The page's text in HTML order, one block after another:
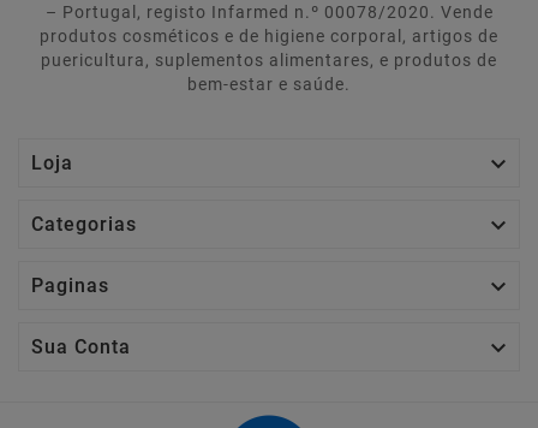
– Portugal, registo Infarmed n.º 00078/2020. Vende
produtos cosméticos e de higiene corporal, artigos de
puericultura, suplementos alimentares, e produtos de
bem-estar e saúde.
Loja 
Categorias 
Paginas 
Sua Conta 